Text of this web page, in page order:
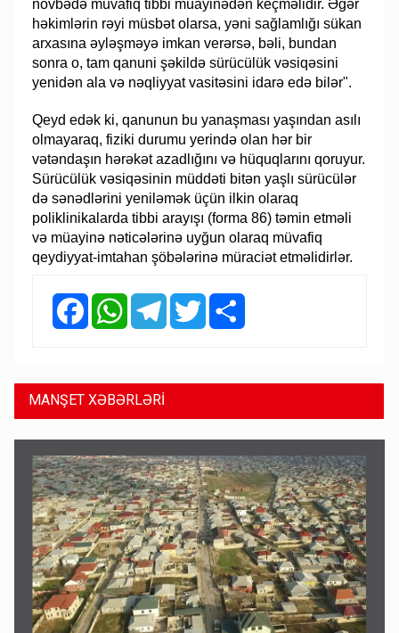
növbədə müvafiq tibbi müayinədən keçməlidir. Əgər
həkimlərin rəyi müsbət olarsa, yəni sağlamlığı sükan
arxasına əyləşməyə imkan verərsə, bəli, bundan
sonra o, tam qanuni şəkildə sürücülük vəsiqəsini
yenidən ala və nəqliyyat vasitəsini idarə edə bilər".
Qeyd edək ki, qanunun bu yanaşması yaşından asılı
olmayaraq, fiziki durumu yerində olan hər bir
vətəndaşın hərəkət azadlığını və hüquqlarını qoruyur.
Sürücülük vəsiqəsinin müddəti bitən yaşlı sürücülər
də sənədlərini yeniləmək üçün ilkin olaraq
poliklinikalarda tibbi arayışı (forma 86) təmin etməli
və müayinə nəticələrinə uyğun olaraq müvafiq
qeydiyyat-imtahan şöbələrinə müraciət etməlidirlər.
FacebookWhatsAppTelegramTwitter
MANŞET XƏBƏRLƏRİ